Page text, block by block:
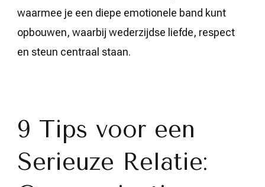
waarmee je een diepe emotionele band kunt
opbouwen, waarbij wederzijdse liefde, respect
en steun centraal staan.
9 Tips voor een
Serieuze Relatie: